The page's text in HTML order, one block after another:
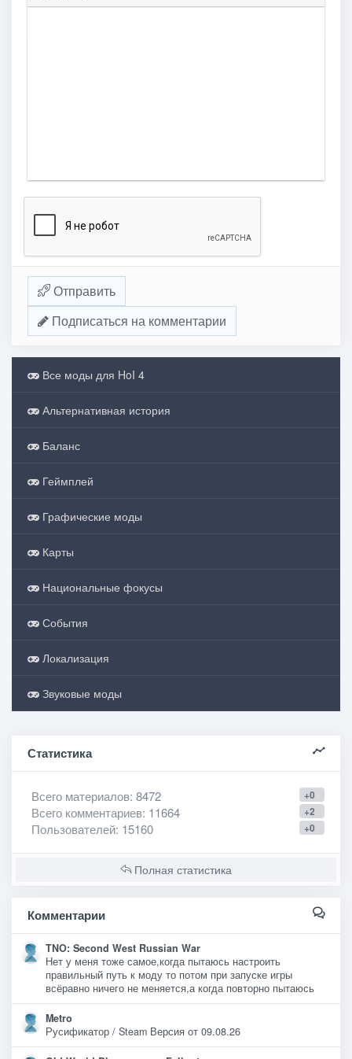
Отправить
Подписаться на комментарии
Все моды для HoI 4
Альтернативная история
Баланс
Геймплей
Графические моды
Карты
Национальные фокусы
События
Локализация
Звуковые моды
Статистика
+0
Всего материалов: 8472
+2
Всего комментариев: 11664
+0
Пользователей: 15160
Полная статистика
Комментарии
TNO: Second West Russian War
Нет у меня тоже самое,когда пытаюсь настроить
правильный путь к моду то потом при запуске игры
всёравно ничего не меняется,а когда повторно пытаюсь
Metro
Русификатор / Steam Версия от 09.08.26